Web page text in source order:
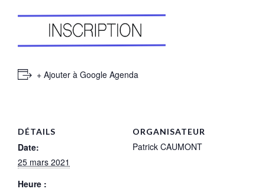
+ Ajouter à Google Agenda
DÉTAILS
Date:
25 mars 2021
Heure :
ORGANISATEUR
Patrick CAUMONT